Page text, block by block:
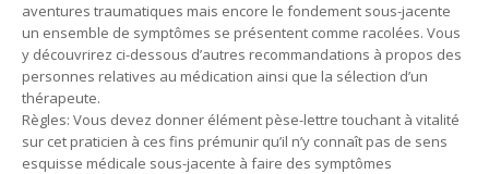
aventures traumatiques mais encore le fondement sous-jacente
un ensemble de symptômes se présentent comme racolées. Vous
y découvrirez ci-dessous d’autres recommandations à propos des
personnes relatives au médication ainsi que la sélection d’un
thérapeute.
Règles: Vous devez donner élément pèse-lettre touchant à vitalité
sur cet praticien à ces fins prémunir qu’il n’y connaît pas de sens
esquisse médicale sous-jacente à faire des symptômes